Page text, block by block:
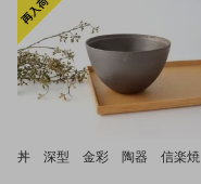
丼 深型 金彩 陶器 信楽焼